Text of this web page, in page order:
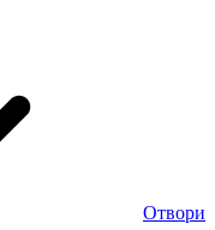
Отвори